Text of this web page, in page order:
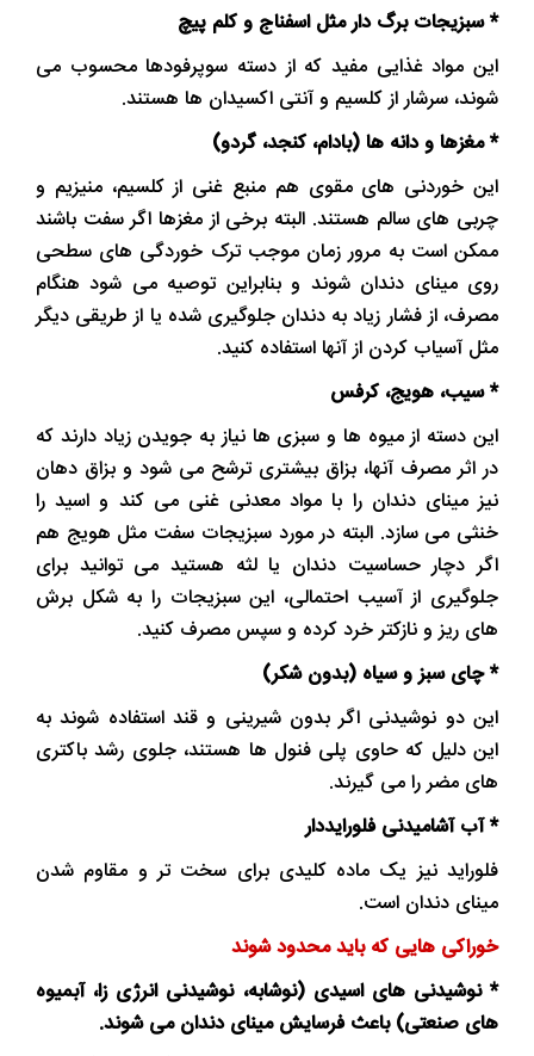
* سبزیجات برگ دار مثل اسفناج و کلم پیچ
این مواد غذایی مفید که از دسته سوپرفودها محسوب می
شوند، سرشار از کلسیم و آنتی اکسیدان ها هستند.
* مغزها و دانه ها (بادام، کنجد، گردو)
این خوردنی های مقوی هم منبع غنی از کلسیم، منیزیم و
چربی های سالم هستند. البته برخی از مغزها اگر سفت باشند
ممکن است به مرور زمان موجب ترک خوردگی های سطحی
روی مینای دندان شوند و بنابراین توصیه می شود هنگام
مصرف، از فشار زیاد به دندان جلوگیری شده یا از طریقی دیگر
مثل آسیاب کردن از آنها استفاده کنید.
* سیب، هویج، کرفس
این دسته از میوه ها و سبزی ها نیاز به جویدن زیاد دارند که
در اثر مصرف آنها، بزاق بیشتری ترشح می شود و بزاق دهان
نیز مینای دندان را با مواد معدنی غنی می کند و اسید را
خنثی می سازد. البته در مورد سبزیجات سفت مثل هویج هم
اگر دچار حساسیت دندان یا لثه هستید می توانید برای
جلوگیری از آسیب احتمالی، این سبزیجات را به شکل برش
های ریز و نازکتر خرد کرده و سپس مصرف کنید.
* چای سبز و سیاه (بدون شکر)
این دو نوشیدنی اگر بدون شیرینی و قند استفاده شوند به
این دلیل که حاوی پلی فنول ها هستند، جلوی رشد باکتری
های مضر را می گیرند.
* آب آشامیدنی فلورایددار
فلوراید نیز یک ماده کلیدی برای سخت تر و مقاوم شدن
مینای دندان است.
خوراکی هایی که باید محدود شوند
* نوشیدنی های اسیدی (نوشابه، نوشیدنی انرژی زا، آبمیوه
های صنعتی) باعث فرسایش مینای دندان می شوند.